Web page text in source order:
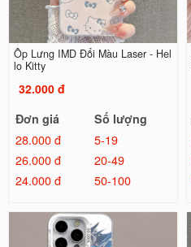
Ốp Lưng IMD Đổi Màu Laser - Hel
lo Kitty
32.000 đ
Đơn giá
Số lượng
28.000 đ
5-19
26.000 đ
20-49
24.000 đ
50-100